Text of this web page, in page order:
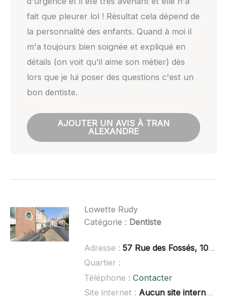
fait que pleurer lol ! Résultat cela dépend de
la personnalité des enfants. Quand à moi il
m'a toujours bien soignée et expliqué en
détails (on voit qu'il aime son métier) dès
lors que je lui poser des questions c'est un
bon dentiste.
AJOUTER UN AVIS À TRAN
ALEXANDRE
Lowette Rudy
Catégorie : Dentiste
Adresse : 57 Rue des Fossés, 10400 Nogent-sur-Seine
Quartier :
Téléphone : Contacter
Site internet : Aucun site internet connu